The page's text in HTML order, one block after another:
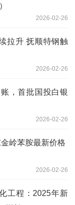
2026-02-26
拉升 抚顺特钢触
2026-02-26
，首批国投白银
2026-02-26
岭苯胺最新价格
2026-02-26
工程：2025年新